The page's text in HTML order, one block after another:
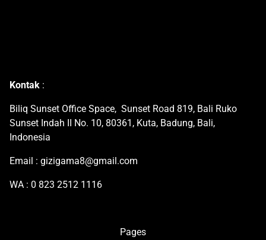
Kontak :
Biliq Sunset Office Space, Sunset Road 819, Bali Ruko
Sunset Indah II No. 10, 80361, Kuta, Badung, Bali,
Indonesia
Email : gizigama8@gmail.com
WA : 0 823 2512 1116
Pages